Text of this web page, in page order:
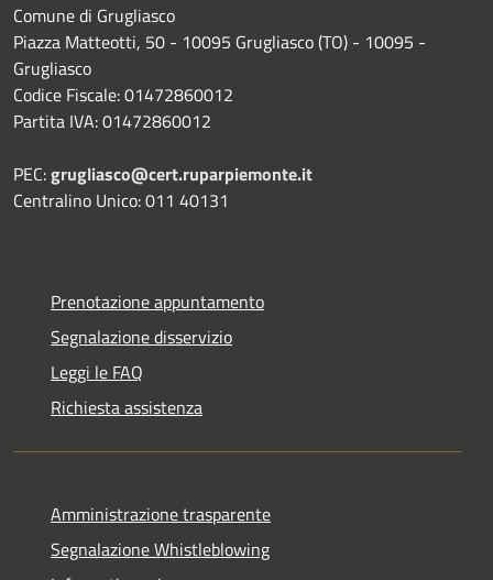
Comune di Grugliasco
Piazza Matteotti, 50 - 10095 Grugliasco (TO) - 10095 -
Grugliasco
Codice Fiscale: 01472860012
Partita IVA: 01472860012
PEC:grugliasco@cert.ruparpiemonte.it
Centralino Unico: 011 40131
Prenotazione appuntamento
Segnalazione disservizio
Leggi le FAQ
Richiesta assistenza
Amministrazione trasparente
Segnalazione Whistleblowing